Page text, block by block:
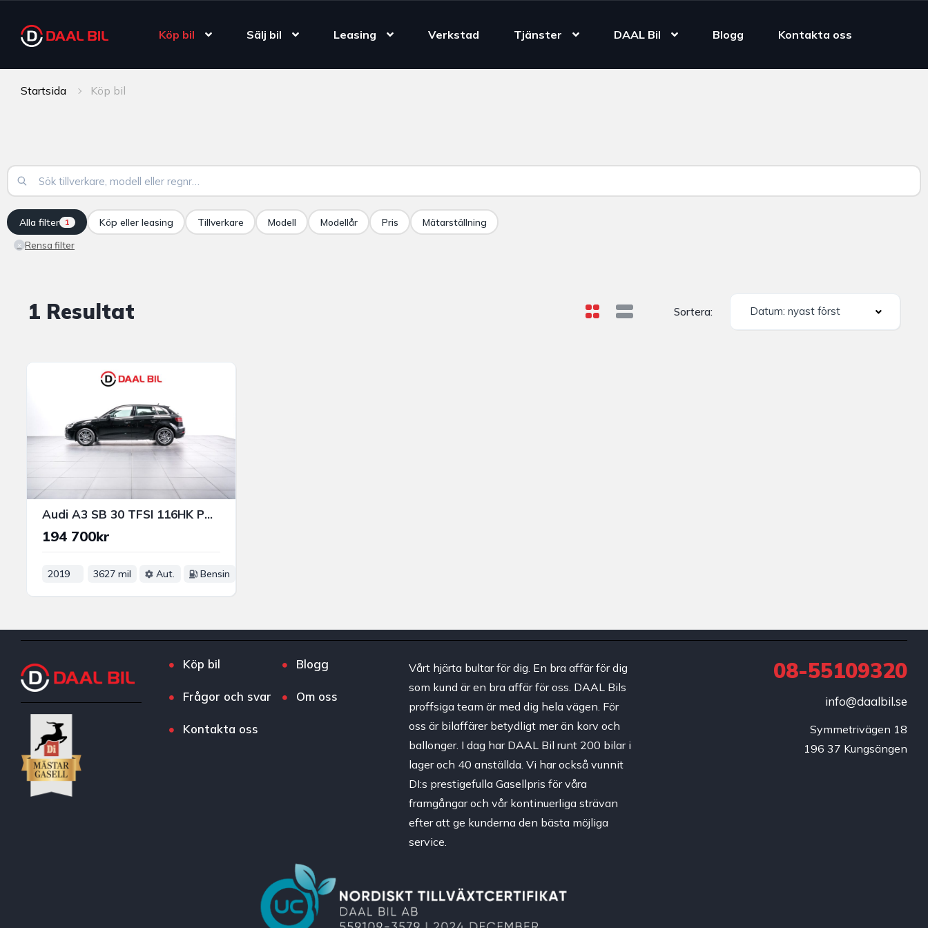
Köp bil Sälj bil Leasing Verkstad Tjänster DAAL Bil Blogg Kontakta oss
Startsida Köp bil
Alla filter 1
× Rensa filter
Köp eller leasing Tillverkare Modell Modellår Pris Mätarställning
1 Resultat Sortera: Datum: nyast först
Audi A3 SB 30 TFSI 116HK PROLINE M-VÄRM P-SENS FARTHÅLLARE
194 700kr
2019 3627 mil Aut. Bensin
Köp bil Blogg
Frågor och svar Om oss
Kontakta oss
Vårt hjärta bultar för dig. En bra affär för dig
som kund är en bra affär för oss. DAAL Bils
proffsiga team är med dig hela vägen. För
oss är bilaffärer betydligt mer än korv och
ballonger. I dag har DAAL Bil runt 200 bilar i
lager och 40 anställda. Vi har också vunnit
DI:s prestigefulla Gasellpris för våra
framgångar och vår kontinuerliga strävan
efter att ge kunderna den bästa möjliga
service.
08-55109320
info@daalbil.se
Symmetrivägen 18
196 37 Kungsängen